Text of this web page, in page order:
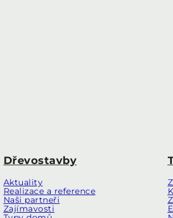
Dřevostavby
Aktuality
Realizace a reference
Naši partneři
Zajímavosti